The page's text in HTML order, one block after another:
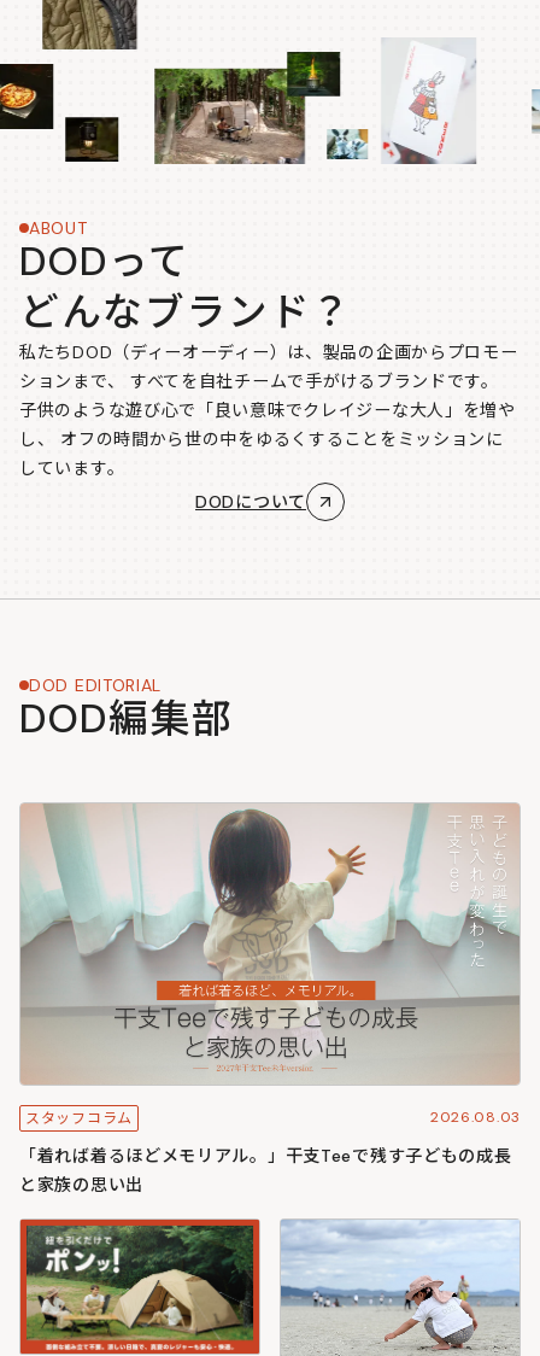
ABOUT
DODって
どんなブランド？
私たちDOD（ディーオーディー）は、製品の企画からプロモー
ションまで、
すべてを自社チームで手がけるブランドです。
子供のような遊び心で「良い意味でクレイジーな大人」を増や
し、
オフの時間から世の中をゆるくすることをミッションに
しています。
DODについて
DOD EDITORIAL
DOD編集部
スタッフコラム 2026.08.03
「着れば着るほどメモリアル。」干支Teeで残す子どもの成長
と家族の思い出